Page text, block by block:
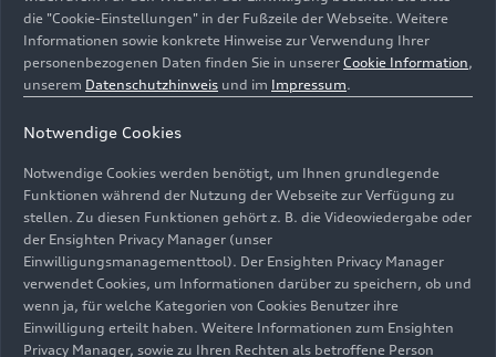
gesteuert, sämtliche Infotainmentfunktionen
werden im HCP3 organisiert und die
Komfortfunktionen wie Lichtsteuerung,
HCP4 zusammen. Der HCP5 schließlich kümmert
Domänenrechner und stellt die Verbindung
zwischen Fahrzeug und digitaler Außenwelt her.
Die großen Datenmengen, die bei Software-
Updates oder für die Fahrerassistenzsysteme
zwischen Sensoren, Aktoren und Rechnern im
Fahrzeug ausgetauscht werden, erfordern
Breitbandverbindungen. Daher setzt Audi zur
die "Cookie-Einstellungen" in der Fußzeile der Webseite. Weitere
Informationen sowie konkrete Hinweise zur Verwendung Ihrer
personenbezogenen Daten finden Sie in unserer Cookie Information,
unserem Datenschutzhinweis und im Impressum.
Notwendige Cookies
Notwendige Cookies werden benötigt, um Ihnen grundlegende
Funktionen während der Nutzung der Webseite zur Verfügung zu
stellen. Zu diesen Funktionen gehört z. B. die Videowiedergabe oder
der Ensighten Privacy Manager (unser
Einwilligungsmanagementtool). Der Ensighten Privacy Manager
verwendet Cookies, um Informationen darüber zu speichern, ob und
wenn ja, für welche Kategorien von Cookies Benutzer ihre
Einwilligung erteilt haben. Weitere Informationen zum Ensighten
Privacy Manager, sowie zu Ihren Rechten als betroffene Person